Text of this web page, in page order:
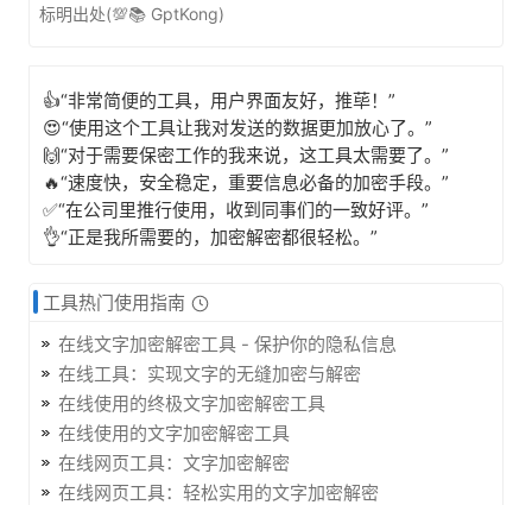
标明出处(💯📚 GptKong)
👍“非常简便的工具，用户界面友好，推荜！”
😍“使用这个工具让我对发送的数据更加放心了。”
🙌“对于需要保密工作的我来说，这工具太需要了。”
🔥“速度快，安全稳定，重要信息必备的加密手段。”
✅“在公司里推行使用，收到同事们的一致好评。”
👌“正是我所需要的，加密解密都很轻松。”
工具热门使用指南
在线文字加密解密工具 - 保护你的隐私信息
在线工具：实现文字的无缝加密与解密
在线使用的终极文字加密解密工具
在线使用的文字加密解密工具
在线网页工具：文字加密解密
在线网页工具：轻松实用的文字加密解密